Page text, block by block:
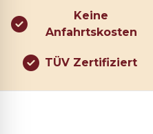
Keine
Anfahrtskosten
TÜV Zertifiziert